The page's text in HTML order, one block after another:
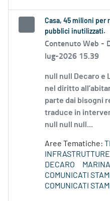
Casa, 45 milioni per
pubblici inutilizzati.
Contenuto Web -
lug-2026 15.39
null null Decaro e
nel diritto
parte dai bisogni
traduce in
null null null...
Aree Tematiche:
INFRASTRUTTURE
DECARO
COMUNICATI
COMUNICATI